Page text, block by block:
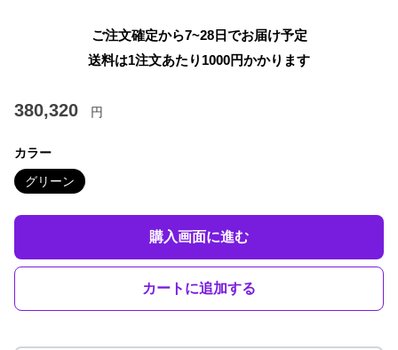
ご注文確定から7~28日でお届け予定
送料は1注文あたり 1000円かかります
380,320 円
カラー
グリーン
購入画面に進む
カートに追加する